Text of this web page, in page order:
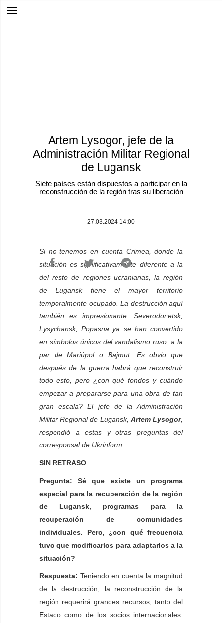
Artem Lysogor, jefe de la
Administración Militar Regional
de Lugansk
Siete países están dispuestos a participar en la
reconstrucción de la región tras su liberación
27.03.2024 14:00
Si no tenemos en cuenta Crimea, donde la
situación es significativamente diferente a la
del resto de regiones ucranianas, la región
de Lugansk tiene el mayor territorio
temporalmente ocupado. La destrucción aquí
también es impresionante: Severodonetsk,
Lysychansk, Popasna ya se han convertido
en símbolos únicos del vandalismo ruso, a la
par de Mariúpol o Bajmut. Es obvio que
después de la guerra habrá que reconstruir
todo esto, pero ¿con qué fondos y cuándo
empezar a prepararse para una obra de tan
gran escala? El jefe de la Administración
Militar Regional de Lugansk, Artem Lysogor,
respondió a estas y otras preguntas del
corresponsal de Ukrinform.
SIN RETRASO
Pregunta: Sé que existe un programa
especial para la recuperación de la región
de Lugansk, programas para la
recuperación de comunidades
individuales. Pero, ¿con qué frecuencia
tuvo que modificarlos para adaptarlos a la
situación?
Respuesta: Teniendo en cuenta la magnitud
de la destrucción, la reconstrucción de la
región requerirá grandes recursos, tanto del
Estado como de los socios internacionales.